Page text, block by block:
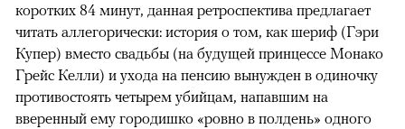
коротких 84 минут, данная ретроспектива предлагает
читать аллегорически: история о том, как шериф (Гэри
Купер) вместо свадьбы (на будущей принцессе Монако
Грейс Келли) и ухода на пенсию вынужден в одиночку
противостоять четырем убийцам, напавшим на
вверенный ему городишко «ровно в полдень» одного